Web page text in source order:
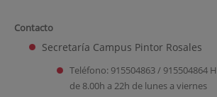
Contacto
Secretaría Campus Pintor Rosales
Teléfono: 915504863 / 915504864
de 8.00h a 22h de lunes a viernes